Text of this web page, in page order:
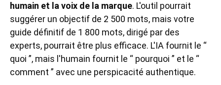
humain et la voix de la marque. L'outil pourrait
suggérer un objectif de 2 500 mots, mais votre
guide définitif de 1 800 mots, dirigé par des
experts, pourrait être plus efficace. L'IA fournit le “
quoi ”, mais l'humain fournit le “ pourquoi ” et le “
comment ” avec une perspicacité authentique.